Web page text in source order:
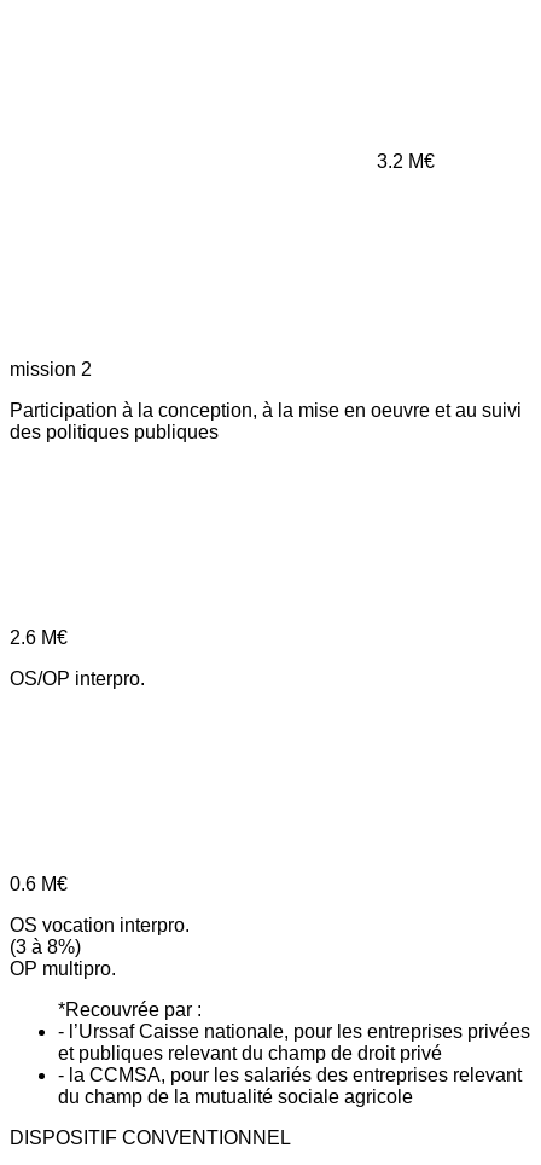
3.2 M€
mission 2
Participation à la conception, à la mise en oeuvre et au suivi
des politiques publiques
2.6 M€
OS/OP interpro.
0.6 M€
OS vocation interpro.
(3 à 8%)
OP multipro.
*Recouvrée par :
- l’Urssaf Caisse nationale, pour les entreprises privées
et publiques relevant du champ de droit privé
- la CCMSA, pour les salariés des entreprises relevant
du champ de la mutualité sociale agricole
DISPOSITIF CONVENTIONNEL